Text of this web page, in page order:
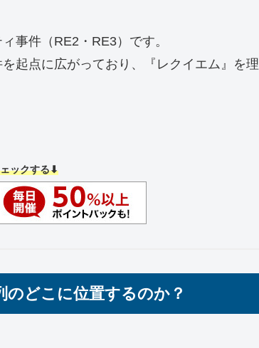
事件（RE2・RE3）です。
起点に広がっており、『レクイエム』を理
ックする⬇
のどこに位置するのか？